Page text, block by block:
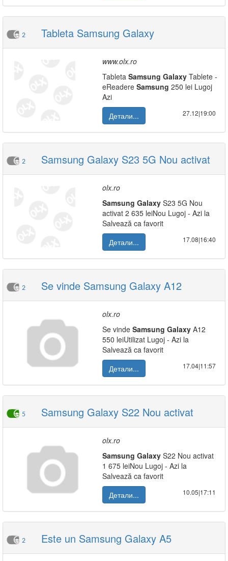
2 Tableta Samsung Galaxy
www.olx.ro
Tableta Samsung Galaxy Tablete -
eReadere Samsung 250 lei Lugoj
Azi
Детали...
27.12|19:00
2 Samsung Galaxy S23 5G Nou activat
olx.ro
Samsung Galaxy S23 5G Nou
activat 2 635 leiNou Lugoj - Azi la
Salvează ca favorit
Детали...
17.08|16:40
2 Se vinde Samsung Galaxy A12
olx.ro
Se vinde Samsung Galaxy A12
550 leiUtilizat Lugoj - Azi la
Salvează ca favorit
Детали...
17.04|11:57
5 Samsung Galaxy S22 Nou activat
olx.ro
Samsung Galaxy S22 Nou activat
1 675 leiNou Lugoj - Azi la
Salvează ca favorit
Детали...
10.05|17:11
2 Este un Samsung Galaxy A5